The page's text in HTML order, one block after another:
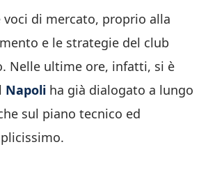
di mercato, proprio alla
e le strategie del club
Nelle ultime ore, infatti, si è
Napoli ha già dialogato a lungo
sul piano tecnico ed